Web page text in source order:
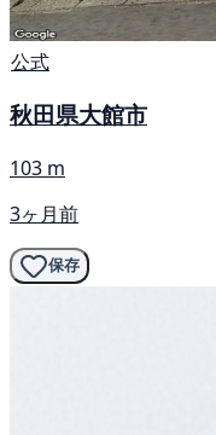
公式
秋田県大館市
103 m
3ヶ月前
保存